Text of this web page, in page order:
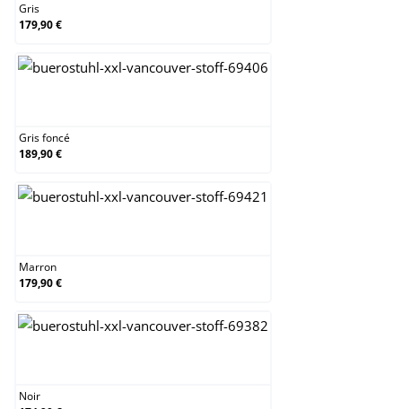
Gris
179,90 €
Gris foncé
189,90 €
Marron
179,90 €
Noir